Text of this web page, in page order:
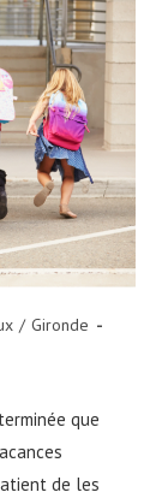
/ Gironde
que
de les